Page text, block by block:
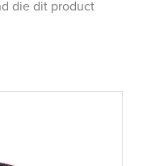
die dit product